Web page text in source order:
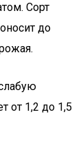
Сорт
до
от 1,2 до 1,5